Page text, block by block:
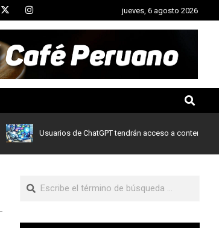
jueves, 6 agosto 2026
Usuarios de ChatGPT tendrán acceso a contenidos de